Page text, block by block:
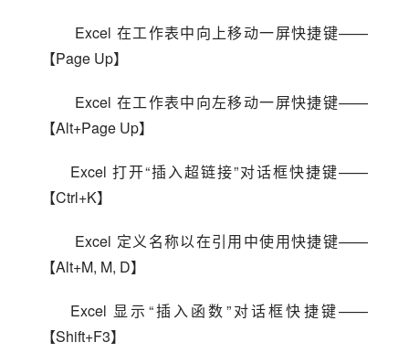
【Page Up】
【Alt+Page Up】
Excel 打开“插入超链接”对话框快捷键——
【Ctrl+K】
【Alt+M, M, D】
Excel 显示“插入函数”对话框快捷键——
【Shift+F3】